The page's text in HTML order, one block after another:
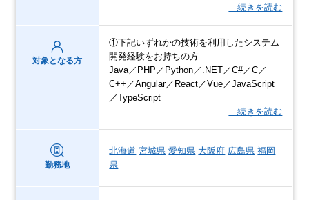
…続きを読む
対象となる方
①下記いずれかの技術を利用したシステム
開発経験をお持ちの方
Java／PHP／Python／.NET／C#／C／
C++／Angular／React／Vue／JavaScript
／TypeScript
…続きを読む
勤務地
北海道 宮城県 愛知県 大阪府 広島県 福岡
県